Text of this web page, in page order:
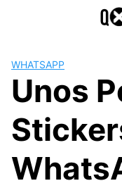
WHATSAPP
Unos